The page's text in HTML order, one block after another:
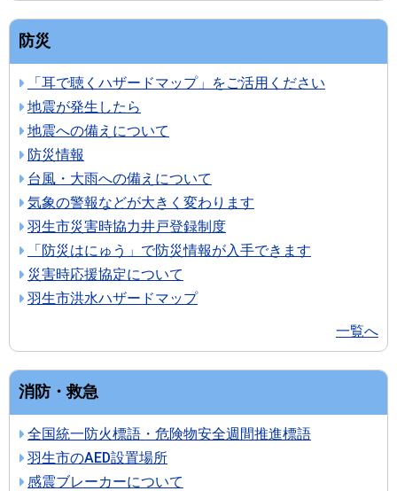
防災
「耳で聴くハザードマップ」をご活用ください
地震が発生したら
地震への備えについて
防災情報
台風・大雨への備えについて
気象の警報などが大きく変わります
羽生市災害時協力井戸登録制度
「防災はにゅう」で防災情報が入手できます
災害時応援協定について
羽生市洪水ハザードマップ
一覧へ
消防・救急
全国統一防火標語・危険物安全週間推進標語
羽生市のAED設置場所
感震ブレーカーについて